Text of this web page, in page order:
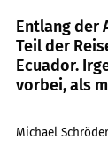
Entlang der
Teil der
Ecuador.
vorbei, als
Michael Schröder